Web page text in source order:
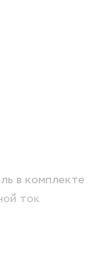
в комплекте
ток